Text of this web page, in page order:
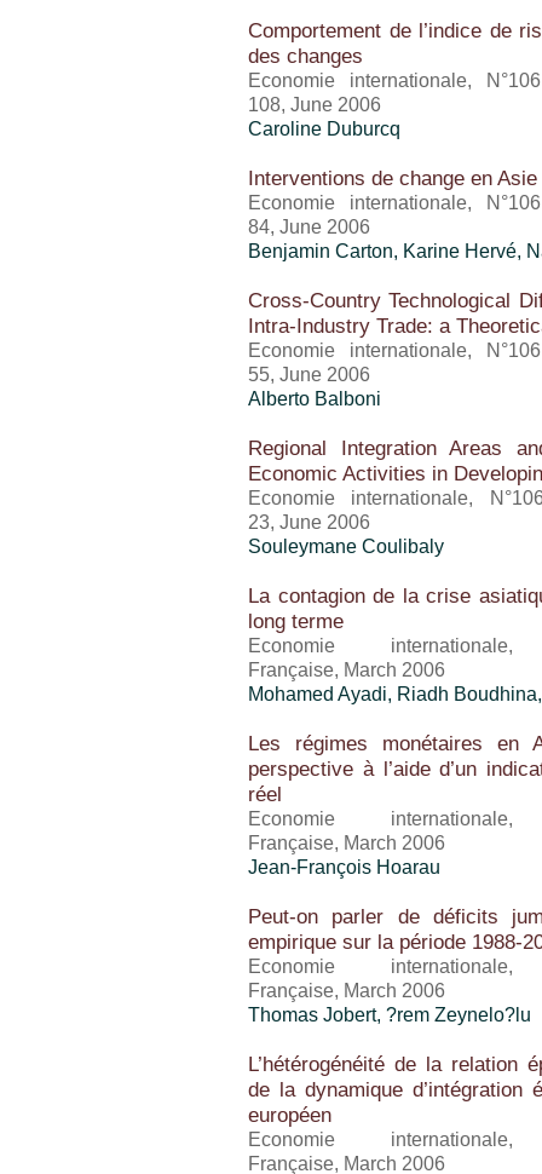
Comportement de l’indice de
des changes
Economie internationale,
108, June 2006
Caroline Duburcq
Interventions de change en
Economie internationale,
84, June 2006
Benjamin Carton, Karine Hervé,
Cross-Country Technological
Intra-Industry Trade: a
Economie internationale,
55, June 2006
Alberto Balboni
Regional Integration Areas
Economic Activities in
Economie internationale,
23, June 2006
Souleymane Coulibaly
La contagion de la crise
long terme
Economie
Française, March 2006
Mohamed Ayadi, Riadh
Les régimes monétaires en
perspective à l’aide d’un
réel
Economie
Française, March 2006
Jean-François Hoarau
Peut-on parler de déficits
empirique sur la période 1988-
Economie
Française, March 2006
Thomas Jobert, ?rem Zeynelo?lu
L’hétérogénéité de la relation
de la dynamique d’intégration
européen
Economie
Française, March 2006